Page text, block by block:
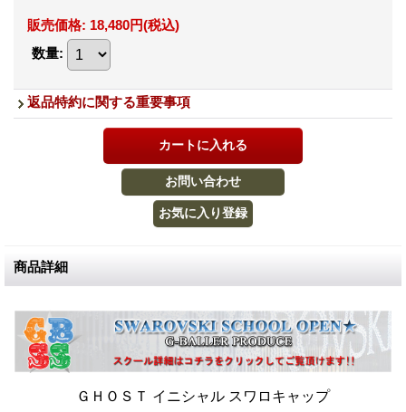
販売価格: 18,480円(税込)
数量:
返品特約に関する重要事項
商品詳細
ＧＨＯＳＴ イニシャル スワロキャップ